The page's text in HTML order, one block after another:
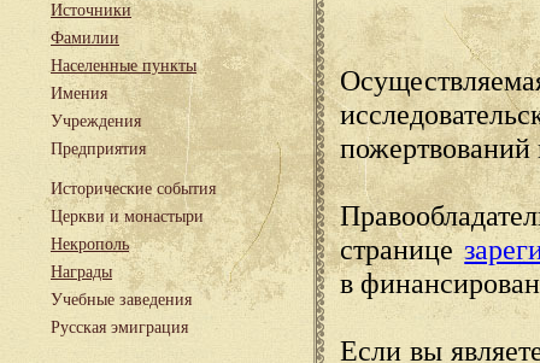
Источники
Фамилии
Населенные пункты
Имения
Учреждения
Предприятия
Исторические события
Церкви и монастыри
Некрополь
Награды
Учебные заведения
Русская эмиграция
пожертвований
странице
в
Если вы